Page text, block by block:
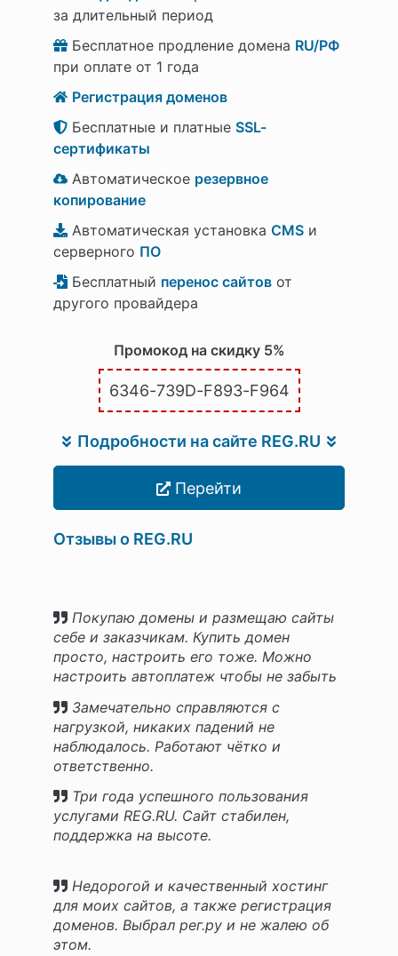
за длительный период
Бесплатное продление домена RU/РФ
при оплате от 1 года
Регистрация доменов
Бесплатные и платные SSL-
сертификаты
Автоматическое резервное
копирование
Автоматическая установка CMS и
серверного ПО
Бесплатный перенос сайтов от
другого провайдера
Промокод на скидку 5%
6346-739D-F893-F964
Подробности на сайте REG.RU
Перейти
Отзывы о REG.RU
Покупаю домены и размещаю сайты
себе и заказчикам. Купить домен
просто, настроить его тоже. Можно
настроить автоплатеж чтобы не забыть
Замечательно справляются с
нагрузкой, никаких падений не
наблюдалось. Работают чётко и
ответственно.
Три года успешного пользования
услугами REG.RU. Сайт стабилен,
поддержка на высоте.
Недорогой и качественный хостинг
для моих сайтов, а также регистрация
доменов. Выбрал рег.ру и не жалею об
этом.